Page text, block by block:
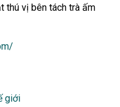
thú vị bên tách trà ấm
giới